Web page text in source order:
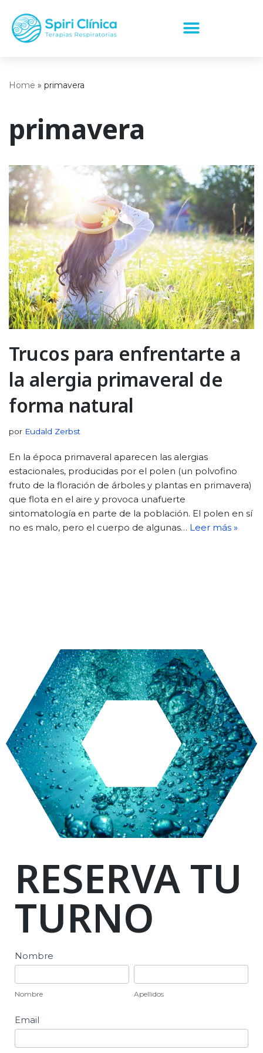
Saltar
Home » primavera
primavera
Trucos para enfrentarte a
la alergia primaveral de
forma natural
por Eudald Zerbst
En la época primaveral aparecen las alergias
estacionales, producidas por el polen (un polvofino
fruto de la floración de árboles y plantas en primavera)
que flota en el aire y provoca unafuerte
sintomatología en parte de la población. El polen en sí
no es malo, pero el cuerpo de algunas… Leer más »
RESERVA TU
TURNO
Reserva
de
Turno
Nombre
Nombre Apellidos
Email